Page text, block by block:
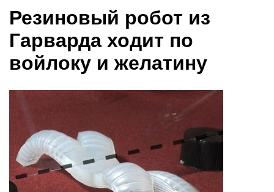
Резиновый робот из
Гарварда ходит по
войлоку и желатину